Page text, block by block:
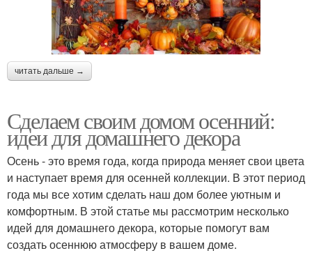
читать дальше →
Сделаем своим домом осенний:
идеи для домашнего декора
Осень - это время года, когда природа меняет свои цвета
и наступает время для осенней коллекции. В этот период
года мы все хотим сделать наш дом более уютным и
комфортным. В этой статье мы рассмотрим несколько
идей для домашнего декора, которые помогут вам
создать осеннюю атмосферу в вашем доме.